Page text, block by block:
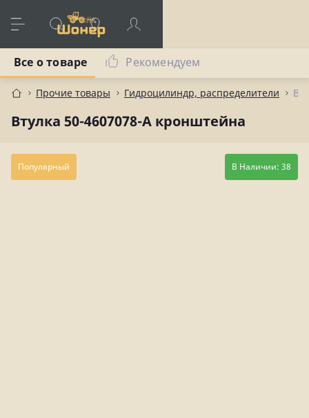
Прочие товары Гидроцилиндр, распределители
Втулка 50-4607078-А кронштейна
Все о товаре Рекомендуем
Популярный В Наличии: 38